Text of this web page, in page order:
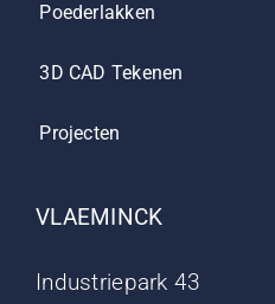
Poederlakken
3D CAD Tekenen
Projecten
VLAEMINCK
Industriepark 43